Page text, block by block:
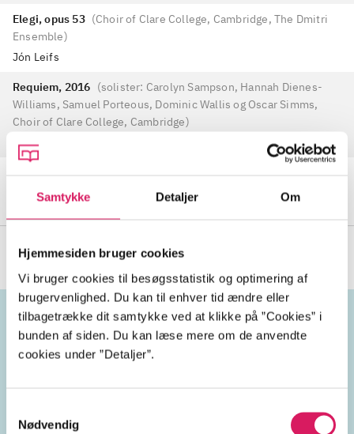
Samtykke Detaljer Om
Hjemmesiden bruger cookies
Vi bruger cookies til besøgsstatistik og optimering af
brugervenlighed. Du kan til enhver tid ændre eller
tilbagetrække dit samtykke ved at klikke på ”Cookies” i
bunden af siden. Du kan læse mere om de anvendte
cookies under ”Detaljer”.
Nødvendig
Elegi, opus 53 (Choir of Clare College, Cambridge, The Dmitri
Ensemble)
Jón Leifs
Requiem, 2016 (solister: Carolyn Sampson, Hannah Dienes-
Williams, Samuel Porteous, Dominic Wallis og Oscar Simms,
Choir of Clare College, Cambridge)
Sigurður Sævarsson (f. 1963)
Stephanie Gonley, violin, The Dmitri Ensemble
Emneord